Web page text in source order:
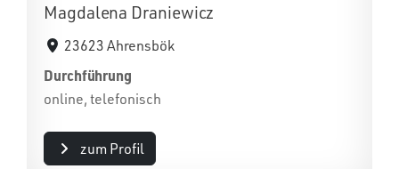
Magdalena Draniewicz
23623 Ahrensbök
Durchführung
online, telefonisch
zum Profil